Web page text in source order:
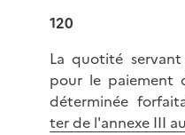
120
La quotité
pour le paiement
déterminée
ter de l'annexe III